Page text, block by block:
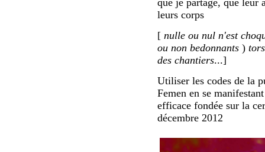
que je partage, que leur
leurs corps
[ nulle ou nul n'est
ou non bedonnants )
des chantiers...]
Utiliser les codes de la
Femen en se
efficace fondée sur la
décembre 2012